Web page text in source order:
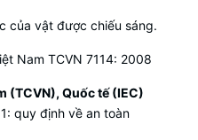
của vật được chiếu sáng.
Nam TCVN 7114: 2008
(TCVN), Quốc tế (IEC)
quy định về an toàn